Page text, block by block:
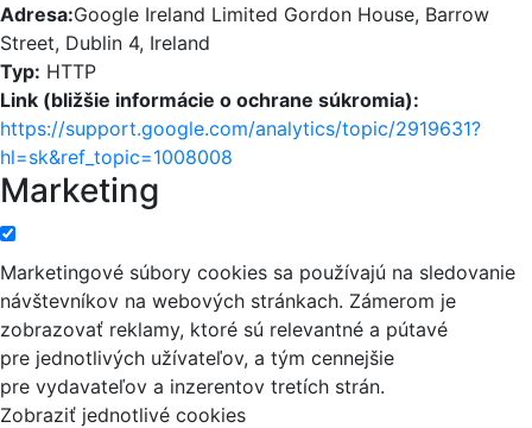
Adresa:Google Ireland Limited Gordon House, Barrow
Street, Dublin 4, Ireland
Typ: HTTP
Link (bližšie informácie o ochrane súkromia):
https://support.google.com/analytics/topic/2919631?
hl=sk&ref_topic=1008008
Marketing
Marketingové súbory cookies sa používajú na sledovanie
návštevníkov na webových stránkach. Zámerom je
zobrazovať reklamy, ktoré sú relevantné a pútavé
pre jednotlivých užívateľov, a tým cennejšie
pre vydavateľov a inzerentov tretích strán.
Zobraziť jednotlivé cookies